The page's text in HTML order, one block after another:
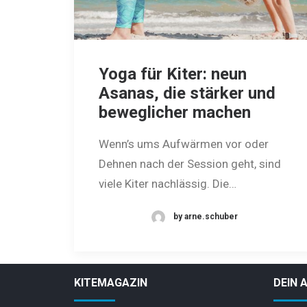
Yoga für Kiter: neun
Asanas, die stärker und
beweglicher machen
Wenn’s ums Aufwärmen vor oder
Dehnen nach der Session geht, sind
viele Kiter nachlässig. Die…
by arne.schuber
KITEMAGAZIN DEIN